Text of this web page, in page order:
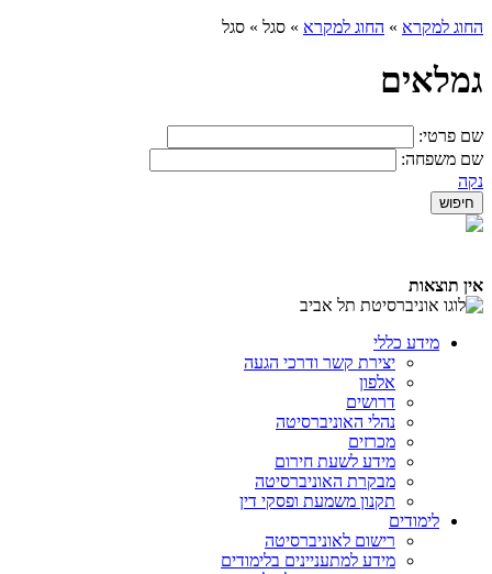
החוג למקרא » החוג למקרא » סגל » סגל
גמלאים
שם פרטי:
שם משפחה:
נקה
אין תוצאות
מידע כללי
יצירת קשר ודרכי הגעה
אלפון
דרושים
נהלי האוניברסיטה
מכרזים
מידע לשעת חירום
מבקרת האוניברסיטה
תקנון משמעת ופסקי דין
לימודים
רישום לאוניברסיטה
מידע למתעניינים בלימודים